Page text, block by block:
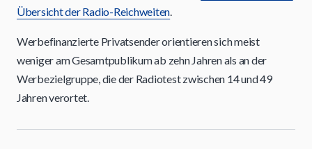
Übersicht der Radio-Reichweiten.
Werbefinanzierte Privatsender orientieren sich meist
weniger am Gesamtpublikum ab zehn Jahren als an der
Werbezielgruppe, die der Radiotest zwischen 14 und 49
Jahren verortet.